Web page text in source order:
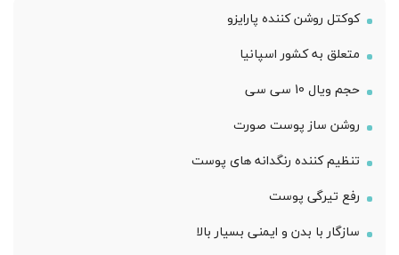
کوکتل روشن کننده پارایزو
متعلق به کشور اسپانیا
حجم ویال 10 سی سی
روشن ساز پوست صورت
تنظیم کننده رنگدانه های پوست
رفع تیرگی پوست
سازگار با بدن و ایمنی بسیار بالا